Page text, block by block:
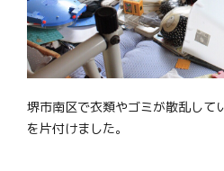
堺市南区で衣類やゴミが散乱して
を片付けました。